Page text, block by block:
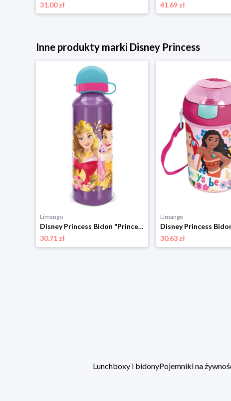
31.00 zł
41.69 zł
Inne produkty marki Disney Princess
Limango
Disney Princess Bidon "Princess" w kolorze fioletowym - 530 ml rozmiar: onesize
30.71 zł
Limango
30.63 zł
Lunchboxy i bidonyPojemniki na